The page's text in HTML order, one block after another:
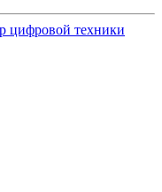
цифровой техники